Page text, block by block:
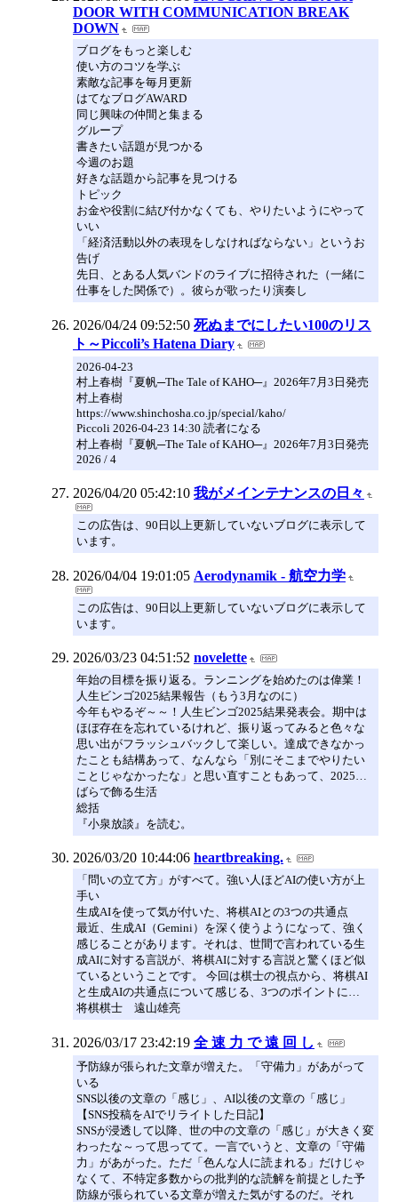
DOOR WITH COMMUNICATION BREAK
DOWN
ブログをもっと楽しむ
使い方のコツを学ぶ
素敵な記事を毎月更新
はてなブログAWARD
同じ興味の仲間と集まる
グループ
書きたい話題が見つかる
今週のお題
好きな話題から記事を見つける
トピック
お金や役割に結び付かなくても、やりたいようにやって
いい
「経済活動以外の表現をしなければならない」というお
告げ
先日、とある人気バンドのライブに招待された（一緒に
仕事をした関係で）。彼らが歌ったり演奏し
2026/04/24 09:52:50 死ぬまでにしたい100のリス
ト～Piccoli’s Hatena Diary
2026-04-23
村上春樹『夏帆─The Tale of KAHO─』2026年7月3日発売
村上春樹
https://www.shinchosha.co.jp/special/kaho/
Piccoli 2026-04-23 14:30 読者になる
村上春樹『夏帆─The Tale of KAHO─』2026年7月3日発売
2026 / 4
2026/04/20 05:42:10 我がメインテナンスの日々
この広告は、90日以上更新していないブログに表示して
います。
2026/04/04 19:01:05 Aerodynamik - 航空力学
この広告は、90日以上更新していないブログに表示して
います。
2026/03/23 04:51:52 novelette
年始の目標を振り返る。ランニングを始めたのは偉業！
人生ビンゴ2025結果報告（もう3月なのに）
今年もやるぞ～～！人生ビンゴ2025結果発表会。期中は
ほぼ存在を忘れているけれど、振り返ってみると色々な
思い出がフラッシュバックして楽しい。達成できなかっ
たことも結構あって、なんなら「別にそこまでやりたい
ことじゃなかったな」と思い直すこともあって、2025…
ばらで飾る生活
総括
『小泉放談』を読む。
2026/03/20 10:44:06 heartbreaking.
「問いの立て方」がすべて。強い人ほどAIの使い方が上
手い
生成AIを使って気が付いた、将棋AIとの3つの共通点
最近、生成AI（Gemini）を深く使うようになって、強く
感じることがあります。それは、世間で言われている生
成AIに対する言説が、将棋AIに対する言説と驚くほど似
ているということです。 今回は棋士の視点から、将棋AI
と生成AIの共通点について感じる、3つのポイントに…
将棋棋士 遠山雄亮
2026/03/17 23:42:19 全 速 力 で 遠 回 し
予防線が張られた文章が増えた。「守備力」があがって
いる
SNS以後の文章の「感じ」、AI以後の文章の「感じ」
【SNS投稿をAIでリライトした日記】
SNSが浸透して以降、世の中の文章の「感じ」が大きく変
わったな～って思ってて。一言でいうと、文章の「守備
力」があがった。ただ「色んな人に読まれる」だけじゃ
なくて、不特定多数からの批判的な読解を前提とした予
防線が張られている文章が増えた気がするのだ。それ